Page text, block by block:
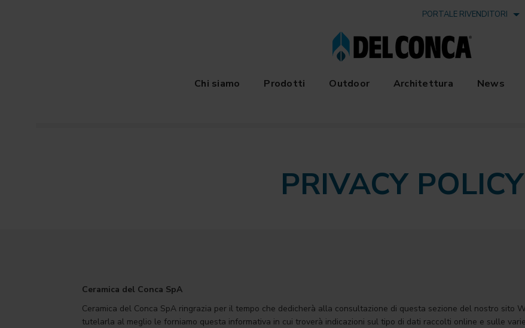
PORTALE RIVENDITORI
Chi siamo Prodotti Outdoor Architettura News
PRIVACY POLICY
Ceramica del Conca SpA
Ceramica del Conca SpA ringrazia per il tempo che dedicherà alla consultazione di questa sezione del nostro sito
tutelarla al meglio le forniamo questa informativa in cui troverà indicazioni sul tipo di dati raccolti online e sulle